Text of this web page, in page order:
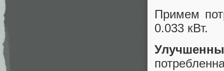
Примем
0.033 кВт.